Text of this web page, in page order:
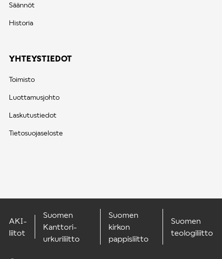
Säännöt
Historia
YHTEYSTIEDOT
Toimisto
Luottamusjohto
Laskutustiedot
Tietosuojaseloste
AKI-
liitot
Suomen
Kanttori-
urkuriliitto
Suomen
kirkon
pappisliitto
Suomen
teologiliitto